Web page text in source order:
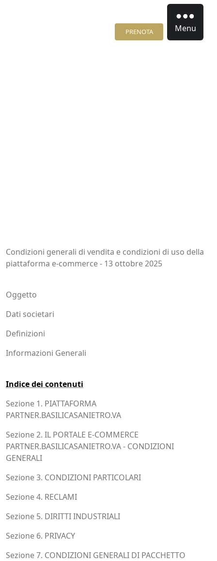
PRENOTA Menu
Condizioni generali di vendita e condizioni di uso della
piattaforma e-commerce - 13 ottobre 2025
Oggetto
Dati societari
Definizioni
Informazioni Generali
Indice dei contenuti
Sezione 1. PIATTAFORMA
PARTNER.BASILICASANIETRO.VA
Sezione 2. IL PORTALE E-COMMERCE
PARTNER.BASILICASANIETRO.VA - CONDIZIONI
GENERALI
Sezione 3. CONDIZIONI PARTICOLARI
Sezione 4. RECLAMI
Sezione 5. DIRITTI INDUSTRIALI
Sezione 6. PRIVACY
Sezione 7. CONDIZIONI GENERALI DI PACCHETTO